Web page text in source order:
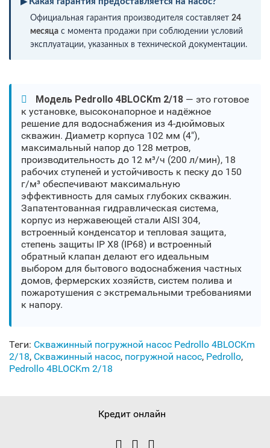
Официальная гарантия производителя составляет 24
месяца с момента продажи при соблюдении условий
эксплуатации, указанных в технической документации.
Модель Pedrollo 4BLOCKm 2/18 — это готовое
к установке, высоконапорное и надёжное
решение для водоснабжения из 4-дюймовых
скважин. Диаметр корпуса 102 мм (4"),
максимальный напор до 128 метров,
производительность до 12 м³/ч (200 л/мин), 18
рабочих ступеней и устойчивость к песку до 150
г/м³ обеспечивают максимальную
эффективность для самых глубоких скважин.
Запатентованная гидравлическая система,
корпус из нержавеющей стали AISI 304,
встроенный конденсатор и тепловая защита,
степень защиты IP X8 (IP68) и встроенный
обратный клапан делают его идеальным
выбором для бытового водоснабжения частных
домов, фермерских хозяйств, систем полива и
пожаротушения с экстремальными требованиями
к напору.
Теги: Скважинный погружной насос Pedrollo 4BLOCKm
2/18, Скважинный насос, погружной насос, Pedrollo,
Pedrollo 4BLOCKm 2/18
Кредит онлайн